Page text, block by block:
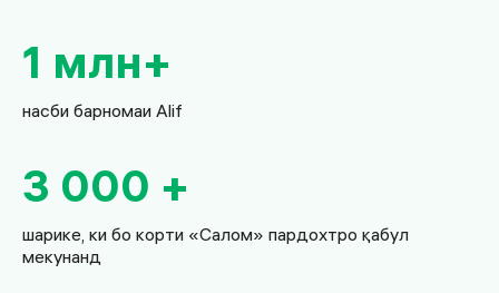
1 млн+
насби барномаи Alif
3 000 +
шарике, ки бо корти «Салом» пардохтро қабул
мекунанд